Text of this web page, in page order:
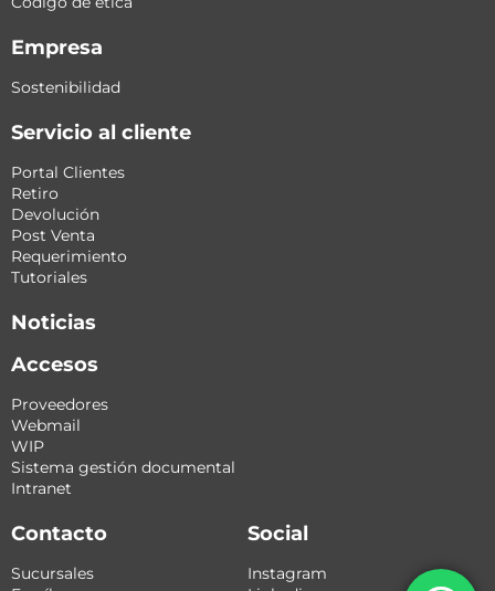
Empresa
Sostenibilidad
Servicio al cliente
Portal Clientes
Retiro
Devolución
Post Venta
Requerimiento
Tutoriales
Noticias
Accesos
Proveedores
Webmail
WIP
Sistema gestión documental
Intranet
Contacto
Sucursales
Social
Instagram